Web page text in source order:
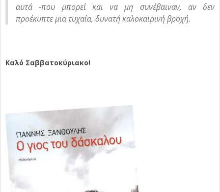
αυτά -που μπορεί και να μη συνέβαιναν, αν δεν
προέκυπτε μια τυχαία, δυνατή καλοκαιρινή βροχή.
Καλό Σαββατοκύριακο!